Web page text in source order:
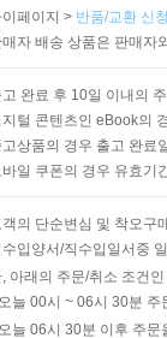
이페이지 > 반품/교환 신
매자 배송 상품은 판매자
고 완료 후 10일 이내의
지털 콘텐츠인 eBook의
고상품의 경우 출고 완료
바일 쿠폰의 경우 유효기
객의 단순변심 및 착오구
수입양서/직수입일서중
, 아래의 주문/취소 조건
오늘 00시 ~ 06시 30분
오늘 06시 30분 이후 주